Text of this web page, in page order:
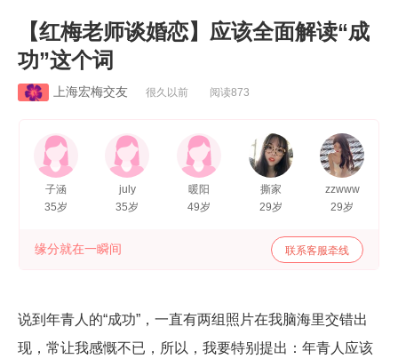
【红梅老师谈婚恋】应该全面解读“成
功”这个词
上海宏梅交友 很久以前 阅读873
子涵
35岁
july
35岁
暖阳
49岁
撕家
29岁
zzwww
29岁
缘分就在一瞬间 联系客服牵线
说到年青人的“成功”，一直有两组照片在我脑海里交错出
现，常让我感慨不已，所以，我要特别提出：年青人应该